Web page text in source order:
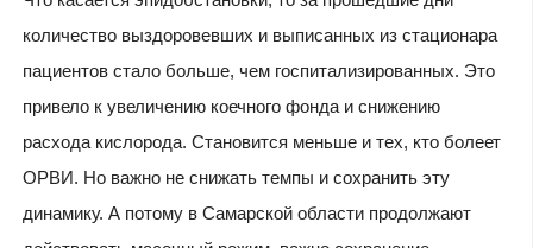
количество выздоровевших и выписанных из стационара
пациентов стало больше, чем госпитализированных. Это
привело к увеличению коечного фонда и снижению
расхода кислорода. Становится меньше и тех, кто болеет
ОРВИ. Но важно не снижать темпы и сохранить эту
динамику. А потому в Самарской области продолжают